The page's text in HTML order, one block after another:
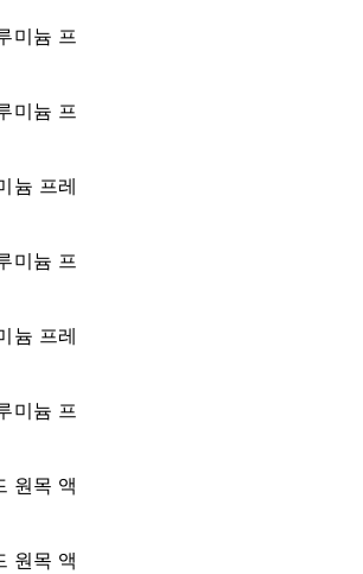
미늄 프
미늄 프
늄 프레
미늄 프
늄 프레
미늄 프
원목 액
원목 액